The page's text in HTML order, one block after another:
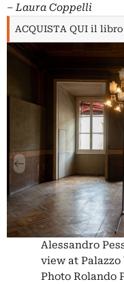
‒Laura Coppelli
ACQUISTA QUI il
Alessandro
view at Palazzo
Photo Rolando